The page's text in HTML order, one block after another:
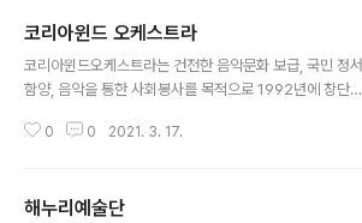
자리로 준비되었다. 양천문화원 서포터즈로 활동할 합창단
은 우리의 전통음악을 배울 수 있는 국악동요합창을 테마
로 출발하며 전통음악과 전통악기를 배울 수 있는 기회를
해 개인의 실력향상, 자신감 상승 그리고 또 다른 꿈을 키워
코리아윈드 오케스트라
코리아윈드오케스트라는 건전한 음악문화 보급, 국민 정서
함양, 음악을 통한 사회봉사를 목적으로 1992년에 창단된
화음악, 가요, 성악 등 다양한 연주로 수준 높은 공연을 통
매년 양천구민을 위한 정기연주회와 찾아가는 음악회, 서
0 0 2021. 3. 17.
해누리예술단